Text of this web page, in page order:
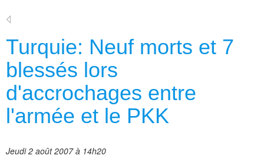
Turquie: Neuf morts et 7
blessés lors
d'accrochages entre
l'armée et le PKK
Jeudi 2 août 2007 à 14h20